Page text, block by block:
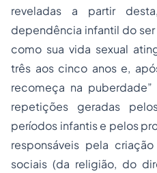
reveladas a partir
dependência infantil do
como sua vida sexual
três aos cinco anos e,
recomeça na
repetições geradas
períodos infantis e pelos
responsáveis pela
sociais (da religião, do